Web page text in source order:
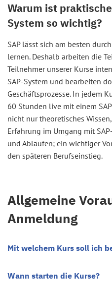
Warum ist
System so wichtig?
SAP lässt sich am besten
lernen. Deshalb arbeiten die
Teilnehmer unserer Kurse
SAP-System und bearbeiten
Geschäftsprozesse. In jedem
60 Stunden live mit einem
nicht nur theoretisches
Erfahrung im Umgang mit
und Abläufen; ein wichtiger
den späteren Berufseinstieg.
Allgemeine
Anmeldung
Mit welchem Kurs soll ich
Wann starten die Kurse?